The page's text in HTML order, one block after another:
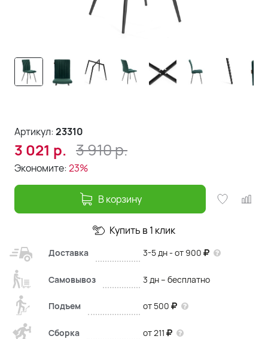
Артикул:23310
3 021 р. 3 910р.
Экономите:23%
В корзину
Купить в 1 клик
Доставка 3-5 дн - от 900
Самовывоз 3 дн – бесплатно
Подъем от 500
Сборка от 211